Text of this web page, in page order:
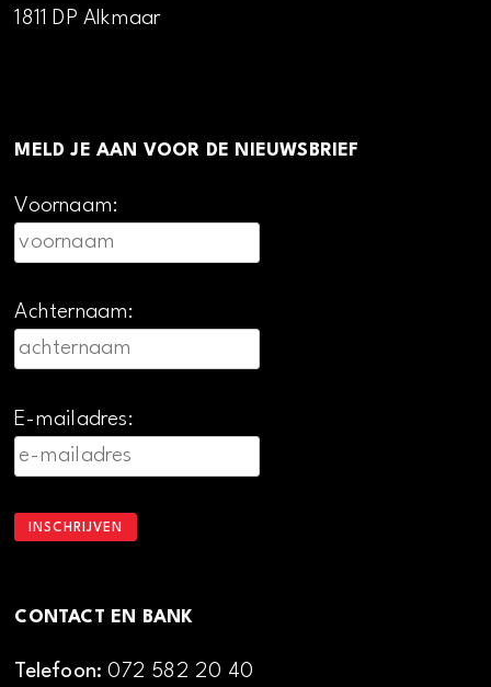
1811 DP Alkmaar
MELD JE AAN VOOR DE NIEUWSBRIEF
Voornaam:
Achternaam:
E-mailadres:
CONTACT EN BANK
Telefoon:072 582 20 40